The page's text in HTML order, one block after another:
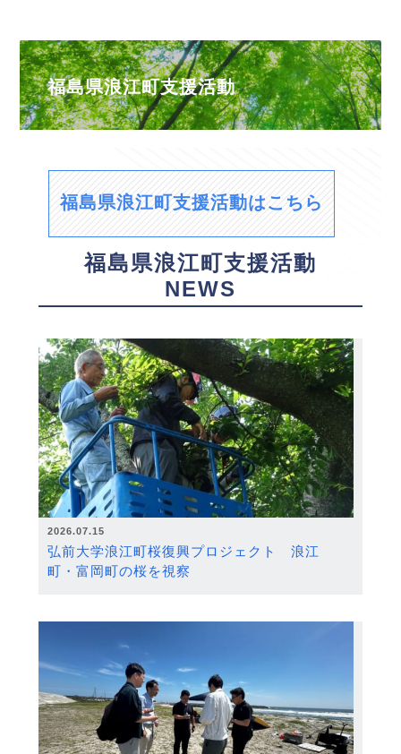
福島県浪江町支援活動
福島県浪江町支援活動はこちら
福島県浪江町支援活動
NEWS
2026.07.15
弘前大学浪江町桜復興プロジェクト 浪江
町・富岡町の桜を視察